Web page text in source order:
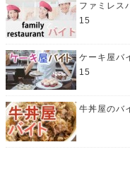
ファミレス
15
ケーキ屋バ
15
牛丼屋のバ